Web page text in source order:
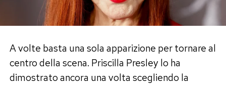
corazza da carro armato. «Queste parole così
gratuite non meritano l’attenzione di nessuno»,
Migliaia di messaggi di solidarietà
sentiva di voler seguire. La decisione è
Da allora ha continuato a lavorare nella
comunicazione, dichiarando di voler sviluppare
A volte basta una sola apparizione per tornare al
centro della scena. Priscilla Presley lo ha
dimostrato ancora una volta scegliendo la